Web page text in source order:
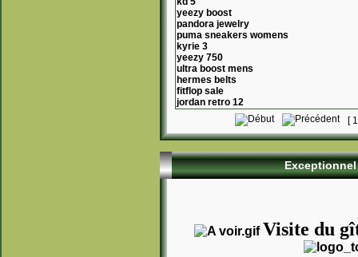
yeezy boost
pandora jewelry
puma sneakers womens
kyrie 3
yeezy 750
ultra boost mens
hermes belts
fitflop sale
jordan retro 12
[ 1
Visite du